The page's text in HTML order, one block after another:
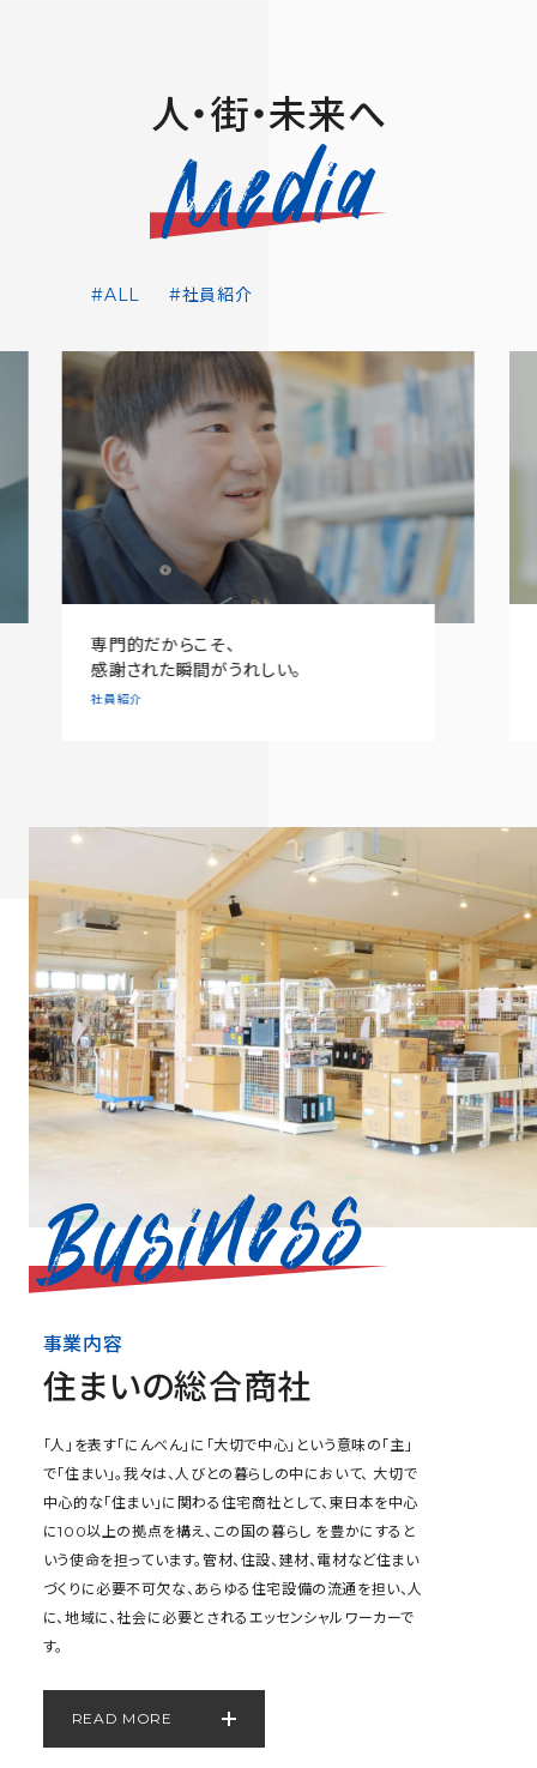
人・街・未来へ
#ALL #社員紹介
専門的だからこそ、
感謝された瞬間がうれしい。
社員紹介
事業内容
住まいの総合商社
「人」を表す「にんべん」に「大切で中心」という意味の「主」
で「住まい」。我々は、人びとの暮らしの中において、 大切で
中心的な「住まい」に関わる住宅商社として、東日本を中心
に100以上の拠点を構え、この国の暮らし を豊かにすると
いう使命を担っています。管材、住設、建材、電材など住まい
づくりに必要不可欠な、あらゆる住宅設備の流通を担い、人
に、地域に、社会に必要とされるエッセンシャルワーカーで
す。
READ MORE